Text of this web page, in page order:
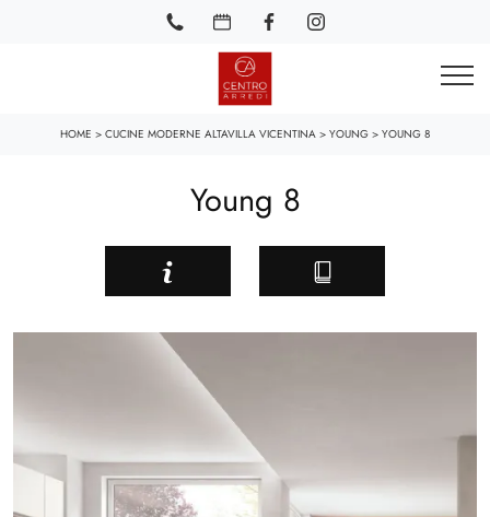
HOME > CUCINE MODERNE ALTAVILLA VICENTINA > YOUNG > YOUNG 8
Young 8